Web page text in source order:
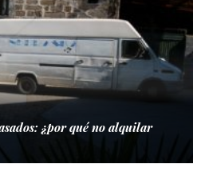
¿por qué no alquilar